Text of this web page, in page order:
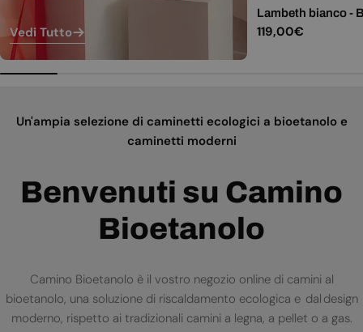
Vedi Tutto
Lambeth bianco -
Prezzo
119,00€
Un'ampia selezione di caminetti ecologici a bioetanolo e
caminetti moderni
Benvenuti su Camino
Bioetanolo
Camino Bioetanolo è il vostro negozio online di camini al
bioetanolo, una soluzione di riscaldamento ecologica e dal design
moderno, rispetto ai tradizionali camini a legna, a pellet o a gas.